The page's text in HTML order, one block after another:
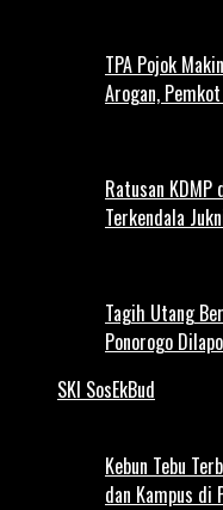
TPA Pojok
Arogan,
Ratusan
Terkendala
Tagih Utang
Ponorogo
SKI SosEkBud
Kebun Tebu
dan Kampus di